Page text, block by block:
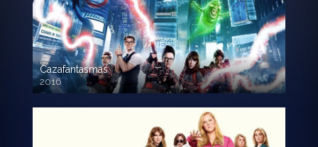
Cazafantasmas
2016
720p HD